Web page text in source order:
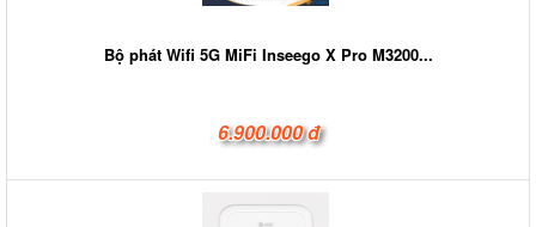
Bộ phát Wifi 5G MiFi Inseego X Pro M3200...
6.900.000 đ